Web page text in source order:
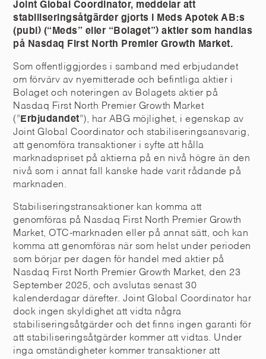
Joint Global Coordinator, meddelar att
stabiliseringsåtgärder gjorts i Meds Apotek AB:s
(publ) (“Meds” eller “Bolaget”) aktier som handlas
på Nasdaq First North Premier Growth Market.
Som offentliggjordes i samband med erbjudandet
om förvärv av nyemitterade och befintliga aktier i
Bolaget och noteringen av Bolagets aktier på
Nasdaq First North Premier Growth Market
(” Erbjudandet”), har ABG möjlighet, i egenskap av
Joint Global Coordinator och stabiliseringsansvarig,
att genomföra transaktioner i syfte att hålla
marknadspriset på aktierna på en nivå högre än den
nivå som i annat fall kanske hade varit rådande på
marknaden.
Stabiliseringstransaktioner kan komma att
genomföras på Nasdaq First North Premier Growth
Market, OTC-marknaden eller på annat sätt, och kan
komma att genomföras när som helst under perioden
som börjar per dagen för handel med aktier på
Nasdaq First North Premier Growth Market, den 23
September 2025, och avslutas senast 30
kalenderdagar därefter. Joint Global Coordinator har
dock ingen skyldighet att vidta några
stabiliseringsåtgärder och det finns ingen garanti för
att stabiliseringsåtgärder kommer att vidtas. Under
inga omständigheter kommer transaktioner att